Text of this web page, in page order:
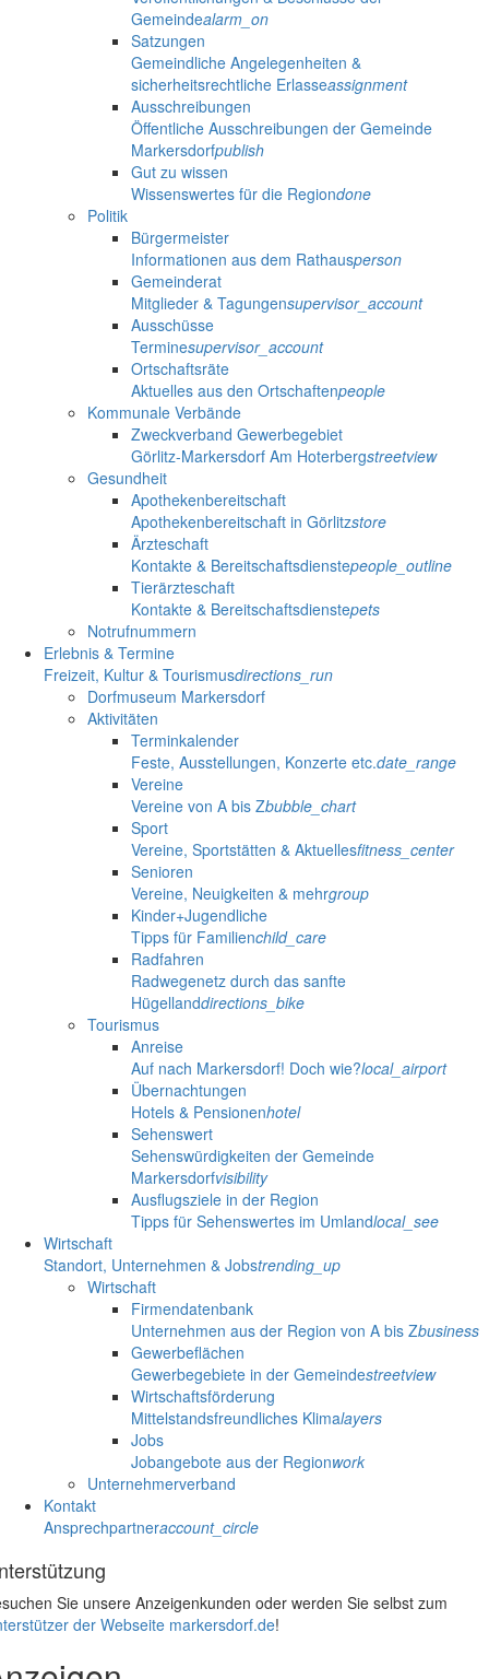
Gemeindealarm_on
Satzungen
Gemeindliche Angelegenheiten &
sicherheitsrechtliche Erlasseassignment
Ausschreibungen
Öffentliche Ausschreibungen der Gemeinde
Markersdorfpublish
Gut zu wissen
Wissenswertes für die Regiondone
Politik
Bürgermeister
Informationen aus dem Rathausperson
Gemeinderat
Mitglieder & Tagungensupervisor_account
Ausschüsse
Terminesupervisor_account
Ortschaftsräte
Aktuelles aus den Ortschaftenpeople
Kommunale Verbände
Zweckverband Gewerbegebiet
Görlitz-Markersdorf Am Hoterbergstreetview
Gesundheit
Apothekenbereitschaft
Apothekenbereitschaft in Görlitzstore
Ärzteschaft
Kontakte & Bereitschaftsdienstepeople_outline
Tierärzteschaft
Kontakte & Bereitschaftsdienstepets
Notrufnummern
Erlebnis & Termine
Freizeit, Kultur & Tourismusdirections_run
Dorfmuseum Markersdorf
Aktivitäten
Terminkalender
Feste, Ausstellungen, Konzerte etc.date_range
Vereine
Vereine von A bis Zbubble_chart
Sport
Vereine, Sportstätten & Aktuellesfitness_center
Senioren
Vereine, Neuigkeiten & mehrgroup
Kinder+Jugendliche
Tipps für Familienchild_care
Radfahren
Radwegenetz durch das sanfte
Hügellanddirections_bike
Tourismus
Anreise
Auf nach Markersdorf! Doch wie?local_airport
Übernachtungen
Hotels & Pensionenhotel
Sehenswert
Sehenswürdigkeiten der Gemeinde
Markersdorfvisibility
Ausflugsziele in der Region
Tipps für Sehenswertes im Umlandlocal_see
Wirtschaft
Standort, Unternehmen & Jobstrending_up
Wirtschaft
Firmendatenbank
Unternehmen aus der Region von A bis Zbusiness
Gewerbeflächen
Gewerbegebiete in der Gemeindestreetview
Wirtschaftsförderung
Mittelstandsfreundliches Klimalayers
Jobs
Jobangebote aus der Regionwork
Unternehmerverband
Kontakt
Ansprechpartneraccount_circle
Sie unsere Anzeigenkunden oder werden Sie selbst zum
der Webseite markersdorf.de!